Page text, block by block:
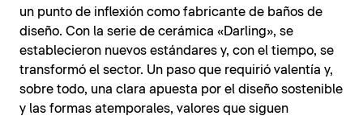
un punto de inflexión como fabricante de baños de
diseño. Con la serie de cerámica «Darling», se
establecieron nuevos estándares y, con el tiempo, se
transformó el sector. Un paso que requirió valentía y,
sobre todo, una clara apuesta por el diseño sostenible
y las formas atemporales, valores que siguen